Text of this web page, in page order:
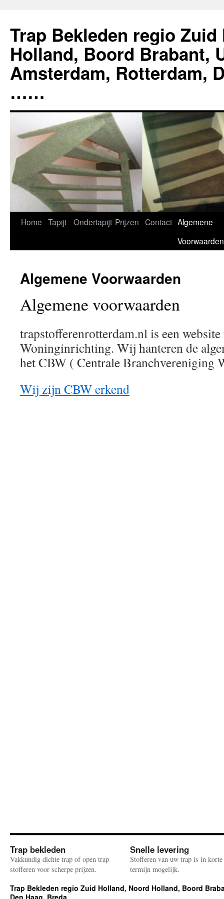
de
inhoud
Trap Bekleden regio
Holland, Boord Brabant,
Amsterdam, Rotterdam,
……
Home Tapijt Ondertapijt Prijzen Contact Algemene
Voorwaarden
Algemene Voorwaarden
Algemene voorwaarden
trapstofferenrotterdam.nl is een
Woninginrichting. Wij hanteren de
het CBW ( Centrale Branchvereniging
Wij zijn CBW erkend
Trap bekleden
Vakkundig dichte trap of open trap
stofferen voor scherpe prijzen.
Snelle levering
Stofferen van uw trap is in korte
termijn mogelijk.
Trap Bekleden regio Zuid Holland, Noord Holland, Boord
Den Haag, Breda ……